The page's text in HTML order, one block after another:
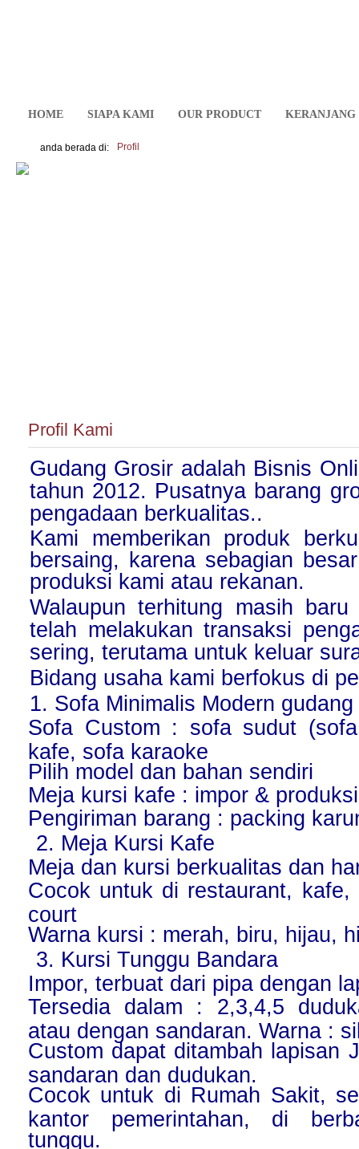
HOME SIAPA KAMI OUR PRODUCT KERANJANG
anda berada di: Profil
Profil Kami
Gudang Grosir adalah Bisnis
tahun 2012. Pusatnya barang
pengadaan berkualitas..
Kami memberikan produk
bersaing, karena sebagian
produksi kami atau rekanan.
Walaupun terhitung masih
telah melakukan transaksi
sering, terutama untuk keluar
Bidang usaha kami berfokus di
1. Sofa Minimalis Modern
Sofa Custom : sofa sudut
kafe, sofa karaoke
Pilih model dan bahan sendiri
Meja kursi kafe : impor &
Pengiriman barang : packing
2. Meja Kursi Kafe
Meja dan kursi berkualitas dan
Cocok untuk di restaurant,
court
Warna kursi : merah, biru, hijau,
3. Kursi Tunggu Bandara
Impor, terbuat dari pipa dengan
Tersedia dalam : 2,3,4,5
atau dengan sandaran. Warna :
Custom dapat ditambah lapisan
sandaran dan dudukan.
Cocok untuk di Rumah Sakit,
kantor pemerintahan, di
tunggu.